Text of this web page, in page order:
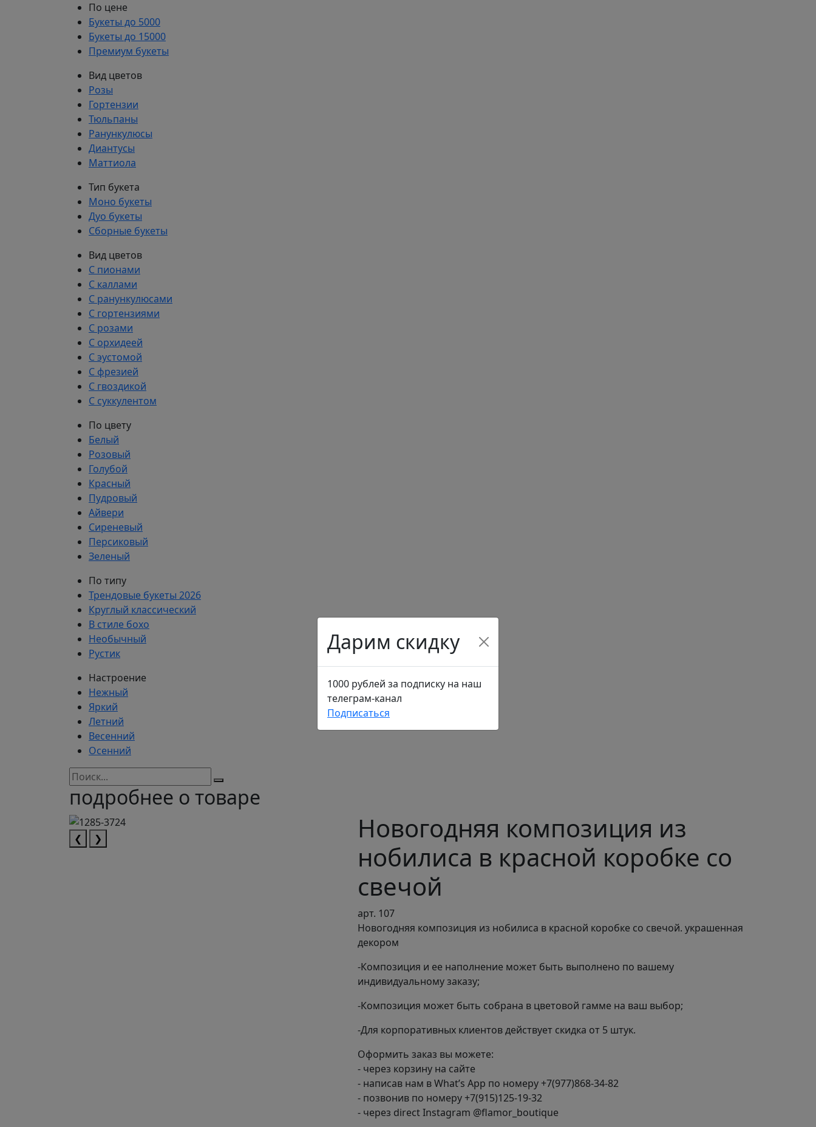
По цене
Букеты до 5000
Букеты до 15000
Премиум букеты
Вид цветов
Розы
Гортензии
Тюльпаны
Ранункулюсы
Диантусы
Маттиола
Тип букета
Моно букеты
Дуо букеты
Сборные букеты
Вид цветов
С пионами
С каллами
С ранункулюсами
С гортензиями
С розами
С орхидеей
С эустомой
С фрезией
С гвоздикой
С суккулентом
По цвету
Белый
Розовый
Голубой
Красный
Пудровый
Айвери
Сиреневый
Персиковый
Зеленый
По типу
Трендовые букеты 2026
Круглый классический
В стиле бохо
Необычный
Рустик
Настроение
Нежный
Яркий
Летний
Весенний
Осенний
подробнее о товаре
❮ ❯
Новогодняя композиция из
нобилиса в красной коробке со
свечой
арт. 107
Новогодняя композиция из нобилиса в красной коробке со свечой. украшенная
декором
-Композиция и ее наполнение может быть выполнено по вашему
индивидуальному заказу;
-Композиция может быть собрана в цветовой гамме на ваш выбор;
-Для корпоративных клиентов действует скидка от 5 штук.
Оформить заказ вы можете:
- через корзину на сайте
- написав нам в What’s App по номеру +7(977)868-34-82
- позвонив по номеру +7(915)125-19-32
- через direct Instagram @flamor_boutique
Дарим скидку
1000 рублей за подписку на наш
телеграм-канал
Подписаться